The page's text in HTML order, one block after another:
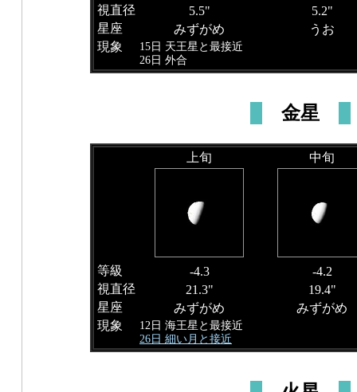
視直径
5.5"
5.2"
星座
みずがめ
うお
現象
15日 天王星と最接近
26日 外合
金星
上旬 中旬
等級 -4.3
-4.2
視直径
21.3"
19.4"
星座
みずがめ
みずがめ
現象
12日 海王星と最接近
26日 細い月と接近